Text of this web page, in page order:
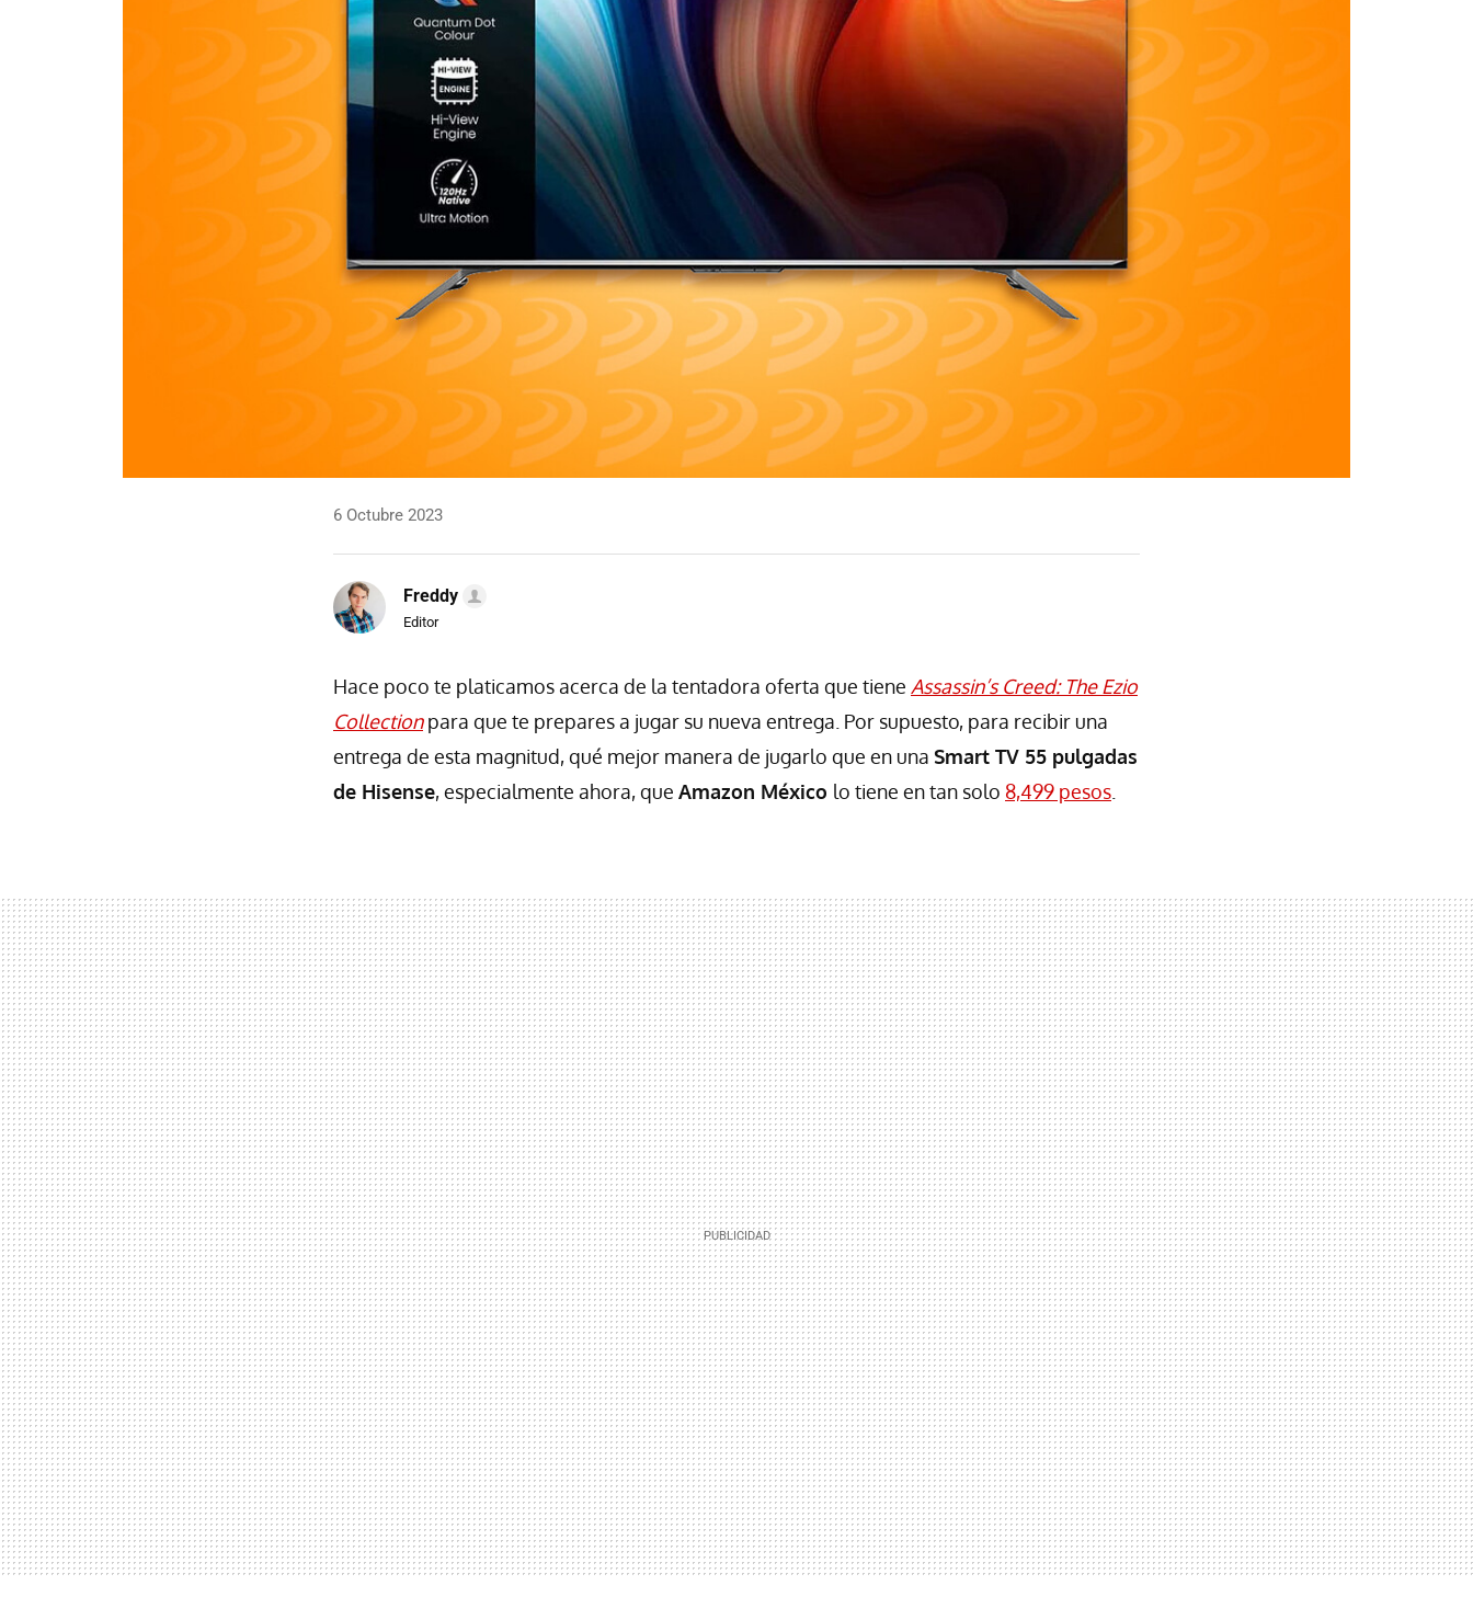
6 Octubre 2023
Freddy
Editor
Hace poco te platicamos acerca de la tentadora oferta que tiene Assassin’s Creed: The Ezio
Collection para que te prepares a jugar su nueva entrega. Por supuesto, para recibir una
entrega de esta magnitud, qué mejor manera de jugarlo que en una Smart TV 55 pulgadas
de Hisense, especialmente ahora, que Amazon México lo tiene en tan solo 8,499 pesos